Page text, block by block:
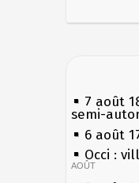
7 août
semi-
6 août
Occi :
AOÛT